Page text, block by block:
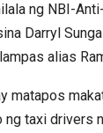
ng NBI-
Darryl
alias
matapos
taxi drivers